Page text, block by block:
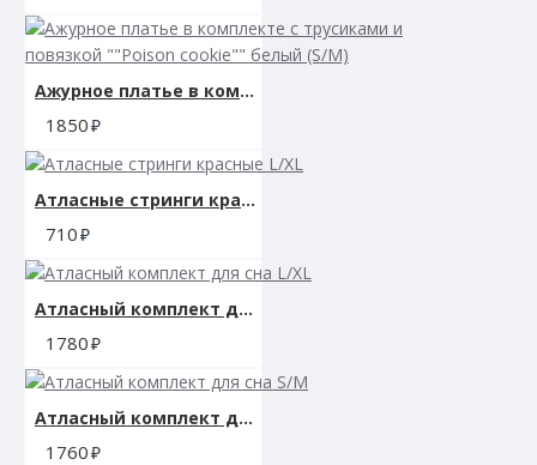
Ажурное платье в комплекте с трусиками и повязкой ""Poison cookie"" белый (S/M)
1850
Атласные стринги красные L/XL
710
Атласный комплект для сна L/XL
1780
Атласный комплект для сна S/M
1760